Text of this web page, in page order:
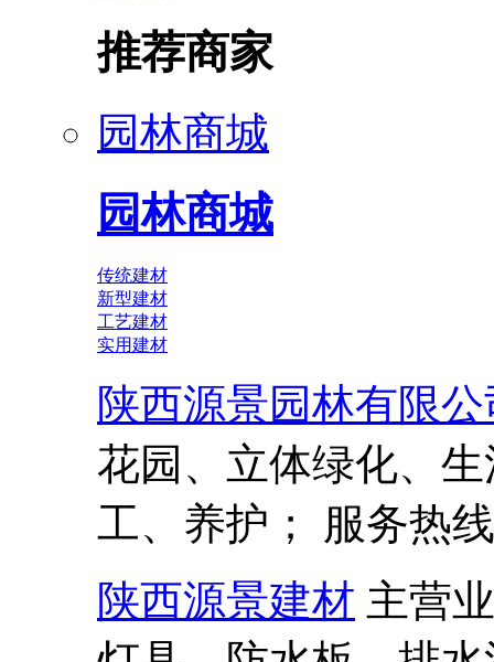
推荐商家
园林商城
园林商城
传统建材
新型建材
工艺建材
实用建材
陕西源景园林有限公
花园、立体绿化、
工、养护； 服务热
陕西源景建材 主营